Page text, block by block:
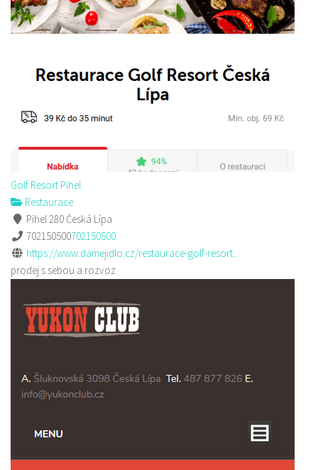
Golf Resort Pihel
Restaurace
Pihel 280 Česká Lípa
702150500702150500
https://www.damejidlo.cz/restaurace-golf-resort...
prodej s sebou a rozvoz